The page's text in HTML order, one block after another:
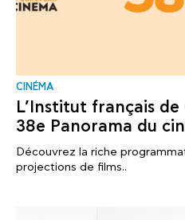
CINÉMA
L’Institut français
38e Panorama du
Découvrez la riche
projections de films..